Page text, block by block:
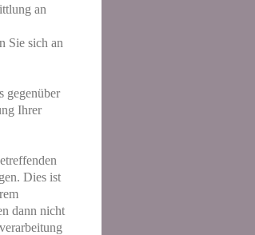
an
Sie sich an
gegenüber
Ihrer
Dies ist
dann nicht